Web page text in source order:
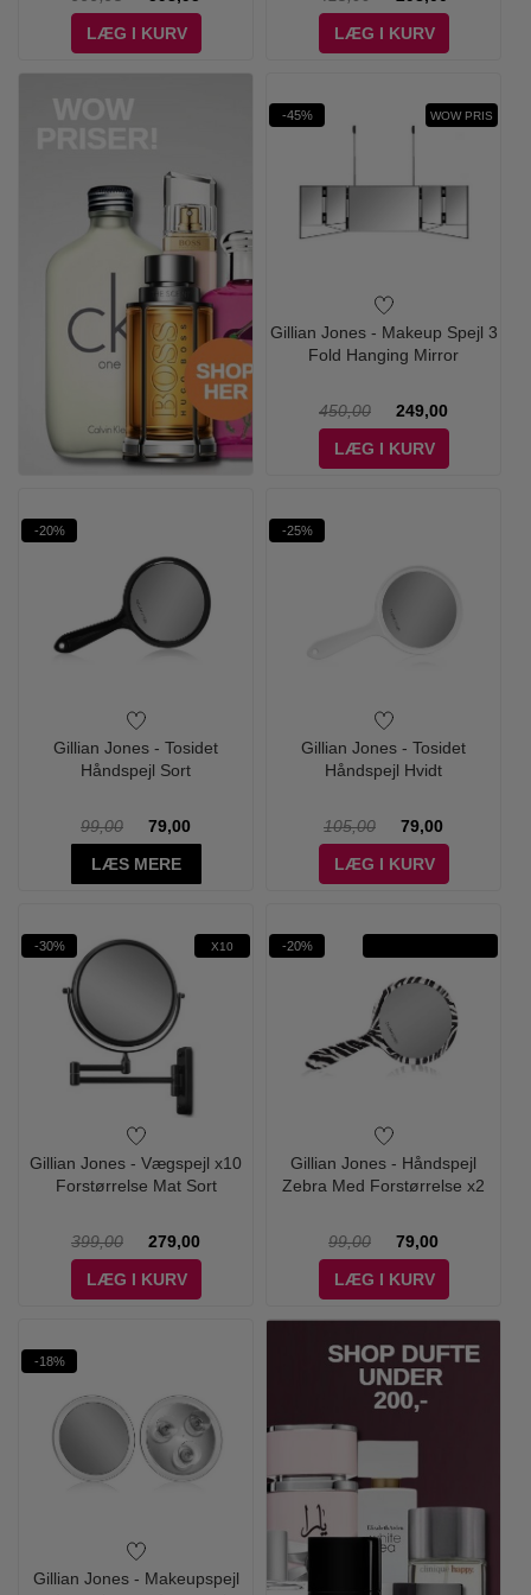
LÆG I KURV
LÆG I KURV
-45% WOW PRIS
Gillian Jones - Makeup Spejl 3
Fold Hanging Mirror
450,00
249,00
LÆG I KURV
-20%
Gillian Jones - Tosidet
Håndspejl Sort
99,00
79,00
LÆS MERE
-25%
Gillian Jones - Tosidet
Håndspejl Hvidt
105,00
79,00
LÆG I KURV
-30% X10
Gillian Jones - Vægspejl x10
Forstørrelse Mat Sort
399,00
279,00
LÆG I KURV
-20%
Gillian Jones - Håndspejl
Zebra Med Forstørrelse x2
99,00
79,00
LÆG I KURV
-18%
Gillian Jones - Makeupspejl